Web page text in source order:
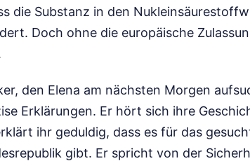
die Substanz in den
Doch ohne die europäische
den Elena am nächsten Morgen
Erklärungen. Er hört sich ihre
ihr geduldig, dass es für das
gibt. Er spricht von der